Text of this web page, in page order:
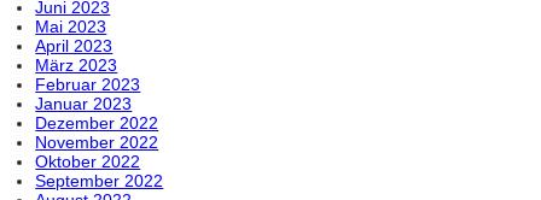
Juni 2023
Mai 2023
April 2023
März 2023
Februar 2023
Januar 2023
Dezember 2022
November 2022
Oktober 2022
September 2022